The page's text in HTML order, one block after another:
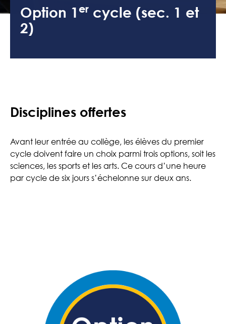
Option 1 er cycle (sec. 1 et
2)
Disciplines offertes
Avant leur entrée au collège, les élèves du premier
cycle doivent faire un choix parmi trois options, soit les
sciences, les sports et les arts. Ce cours d’une heure
par cycle de six jours s’échelonne sur deux ans.